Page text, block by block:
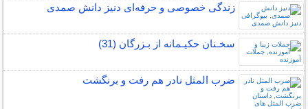
زندگی خصوصی و حرفه‌ای دنیز دانش صمدی
سخـنان حکیـمانه از بـزرگان (31)
ضرب المثل نادر هم رفت و برنگشت